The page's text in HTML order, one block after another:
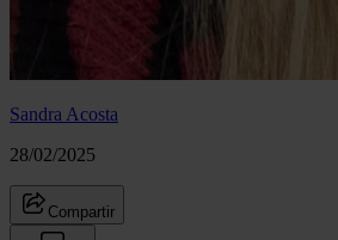
Sandra Acosta
28/02/2025
Compartir